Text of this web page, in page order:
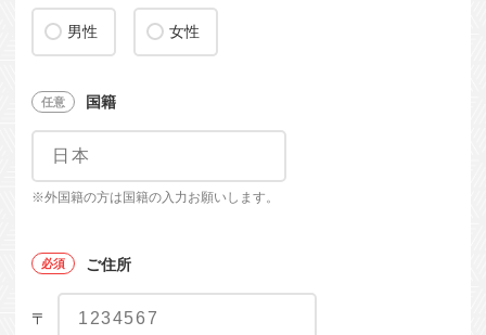
男性 女性
国籍
※外国籍の方は国籍の入力お願いします。
ご住所
〒